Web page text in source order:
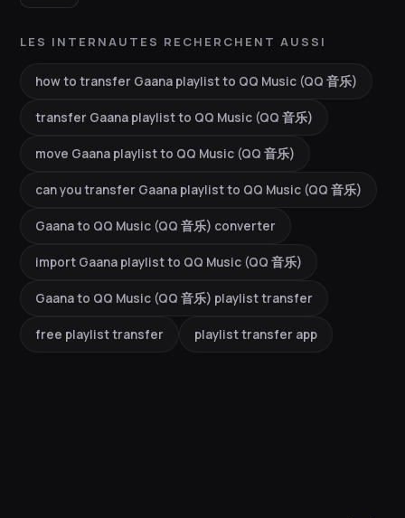
LES INTERNAUTES RECHERCHENT AUSSI
how to transfer Gaana playlist to QQ Music (QQ 音乐)
transfer Gaana playlist to QQ Music (QQ 音乐)
move Gaana playlist to QQ Music (QQ 音乐)
can you transfer Gaana playlist to QQ Music (QQ 音乐)
Gaana to QQ Music (QQ 音乐) converter
import Gaana playlist to QQ Music (QQ 音乐)
Gaana to QQ Music (QQ 音乐) playlist transfer
free playlist transfer playlist transfer app